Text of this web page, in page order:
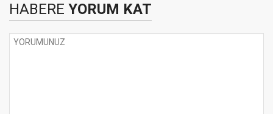
HABERE YORUM KAT